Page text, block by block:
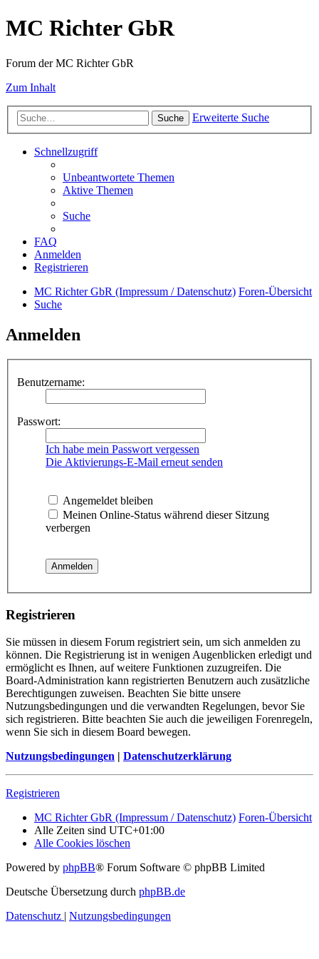
MC Richter GbR
Forum der MC Richter GbR
Zum Inhalt
Suche Erweiterte Suche
Schnellzugriff
Unbeantwortete Themen
Aktive Themen
Suche
FAQ
Anmelden
Registrieren
MC Richter GbR (Impressum / Datenschutz) Foren-Übersicht
Suche
Anmelden
Benutzername:
Passwort:
Ich habe mein Passwort vergessen
Die Aktivierungs-E-Mail erneut senden
Angemeldet bleiben
Meinen Online-Status während dieser Sitzung
verbergen
Registrieren
Sie müssen in diesem Forum registriert sein, um sich anmelden zu
können. Die Registrierung ist in wenigen Augenblicken erledigt und
ermöglicht es Ihnen, auf weitere Funktionen zuzugreifen. Die
Board-Administration kann registrierten Benutzern auch zusätzliche
Berechtigungen zuweisen. Beachten Sie bitte unsere
Nutzungsbedingungen und die verwandten Regelungen, bevor Sie
sich registrieren. Bitte beachten Sie auch die jeweiligen Forenregeln,
wenn Sie sich in diesem Board bewegen.
Nutzungsbedingungen | Datenschutzerklärung
Registrieren
MC Richter GbR (Impressum / Datenschutz) Foren-Übersicht
Alle Zeiten sind UTC+01:00
Alle Cookies löschen
Powered by phpBB® Forum Software © phpBB Limited
Deutsche Übersetzung durch phpBB.de
Datenschutz | Nutzungsbedingungen